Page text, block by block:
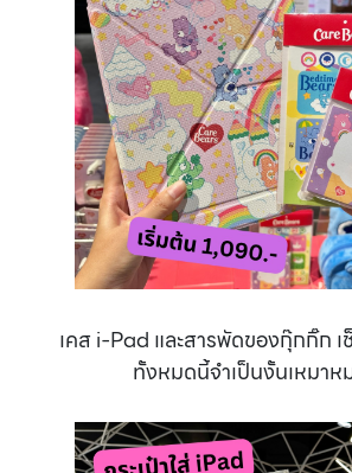
เคส i-Pad และสารพัดของกุ๊กกิ๊ก
ทั้งหมดนี้จำเป็นงั้นเหมาห